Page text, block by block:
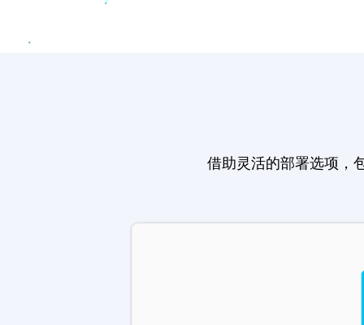
借助灵活的部署选项，